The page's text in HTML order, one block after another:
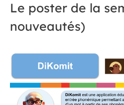
Le poster de la
nouveautés)